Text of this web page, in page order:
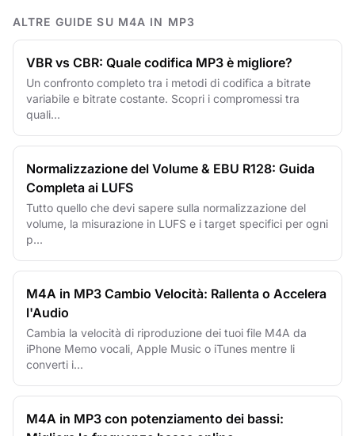
ALTRE GUIDE SU M4A IN MP3
VBR vs CBR: Quale codifica MP3 è migliore?
Un confronto completo tra i metodi di codifica a bitrate
variabile e bitrate costante. Scopri i compromessi tra
quali...
Normalizzazione del Volume & EBU R128: Guida
Completa ai LUFS
Tutto quello che devi sapere sulla normalizzazione del
volume, la misurazione in LUFS e i target specifici per ogni
p...
M4A in MP3 Cambio Velocità: Rallenta o Accelera
l'Audio
Cambia la velocità di riproduzione dei tuoi file M4A da
iPhone Memo vocali, Apple Music o iTunes mentre li
converti i...
M4A in MP3 con potenziamento dei bassi: